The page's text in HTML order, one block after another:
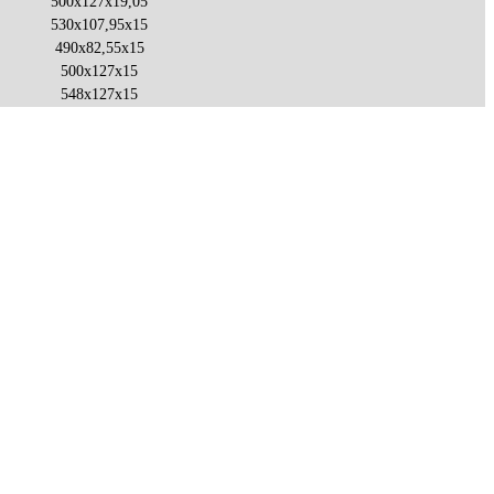
530x107,95x15
490x82,55x15
500x127x15
548x127x15